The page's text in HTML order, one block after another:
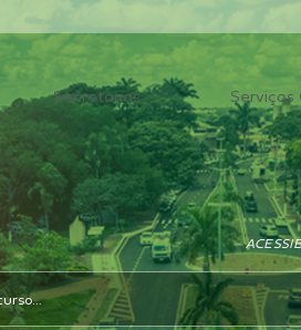
Secretarias Serviços